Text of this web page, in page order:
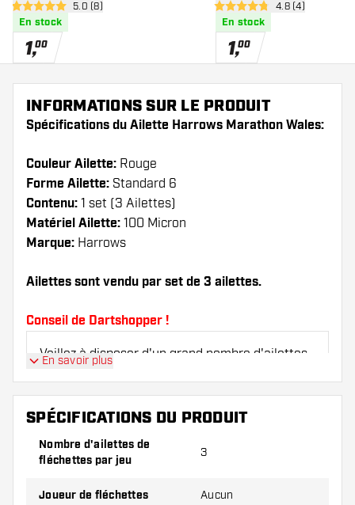
ouvrir le panneau des avis
5 étoiles de notation
5.0 (8)
En stock
1,00
ouvrir le
4.8 étoiles de notation
4.8 (4)
En stock
1,00
INFORMATIONS SUR LE PRODUIT
Spécifications du Ailette Harrows Marathon Wales:
Couleur Ailette: Rouge
Forme Ailette: Standard 6
Contenu: 1 set (3 Ailettes)
Matériel Ailette: 100 Micron
Marque: Harrows
Ailettes sont vendu par set de 3 ailettes.
Conseil de Dartshopper !
Veillez à disposer d'un grand nombre d'ailettes
cassés à l'usage.
Essayez une forme, un matériau ou une
épaisseur différents des ailettes pour découvrir
En savoir plus
SPÉCIFICATIONS DU PRODUIT
Nombre d'ailettes de
fléchettes par jeu
3
Joueur de fléchettes Aucun